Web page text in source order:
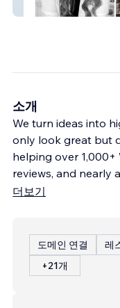
Greywell Nutrition
소개
We turn ideas into
only look great but
helping over 1,000+
reviews, and nearly
더보기
도메인 연결 레
+21개